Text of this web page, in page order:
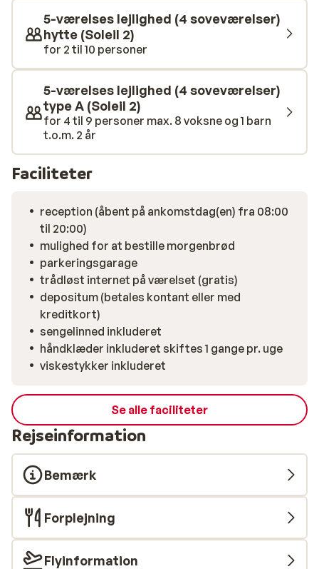
5-værelses lejlighed (4 soveværelser)
hytte (Soleil 2)
for 2 til 10 personer
5-værelses lejlighed (4 soveværelser)
type A (Soleil 2)
for 4 til 9 personer max. 8 voksne og 1 barn
t.o.m. 2 år
Faciliteter
reception (åbent på ankomstdag(en) fra 08:00
til 20:00)
mulighed for at bestille morgenbrød
parkeringsgarage
trådløst internet på værelset (gratis)
depositum (betales kontant eller med
kreditkort)
sengelinned inkluderet
håndklæder inkluderet skiftes 1 gange pr. uge
viskestykker inkluderet
Se alle faciliteter
Rejseinformation
Bemærk
Forplejning
Flyinformation